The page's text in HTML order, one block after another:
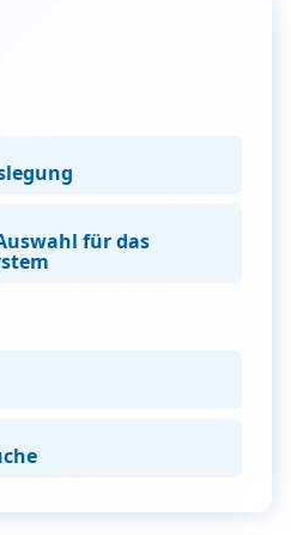
für das